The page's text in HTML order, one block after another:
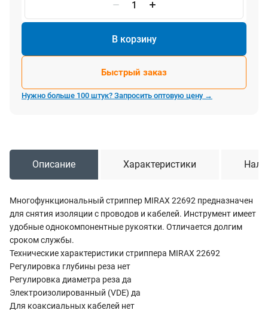
В корзину
Быстрый заказ
Нужно больше 100 штук? Запросить оптовую цену →
Описание Характеристики
Многофункциональный стриппер MIRAX 22692 предназначен
для снятия изоляции с проводов и кабелей. Инструмент имеет
удобные однокомпонентные рукоятки. Отличается долгим
сроком службы.
Технические характеристики стриппера MIRAX 22692
Регулировка глубины реза нет
Регулировка диаметра реза да
Электроизолированный (VDE) да
Для коаксиальных кабелей нет